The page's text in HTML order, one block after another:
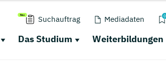
Suchauftrag Mediadaten 0
Das Studium Weiterbildungen